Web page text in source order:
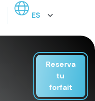
Select your language
Reserva
tu
forfait